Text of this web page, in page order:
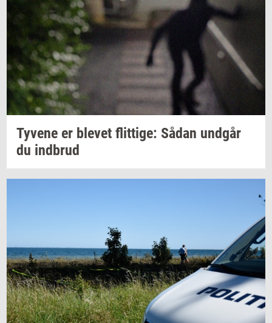
Ty­ve­ne er ble­vet flit­ti­ge: Sådan und­går
du ind­brud